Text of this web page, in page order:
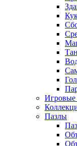
Игровые
Пазлы